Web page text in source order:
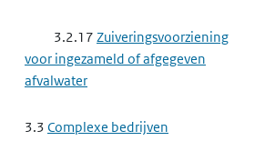
3.2.17 Zuiveringsvoorziening
voor ingezameld of afgegeven
afvalwater
3.3 Complexe bedrijven